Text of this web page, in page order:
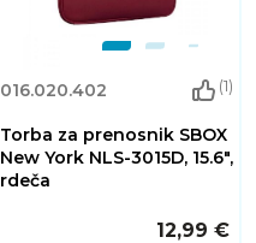
016.020.402 (1)
Torba za prenosnik SBOX
New York NLS-3015D, 15.6",
rdeča
12,99 €